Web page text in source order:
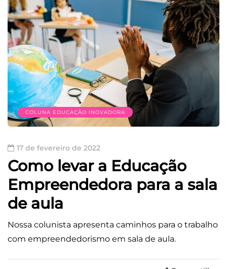
COLUNA EDUCAÇÃO INOVADORA
17 de fevereiro de 2022
Como levar a Educação
Empreendedora para a sala
de aula
Nossa colunista apresenta caminhos para o trabalho
com empreendedorismo em sala de aula.